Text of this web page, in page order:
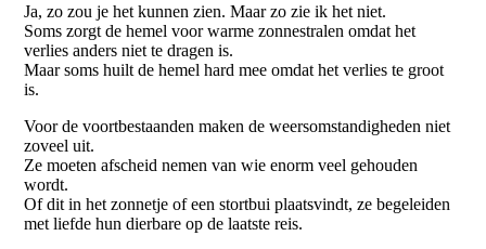
Ja, zo zou je het kunnen zien. Maar zo zie ik het niet.
Soms zorgt de hemel voor warme zonnestralen omdat het
verlies anders niet te dragen is.
Maar soms huilt de hemel hard mee omdat het verlies te groot
is.
Voor de voortbestaanden maken de weersomstandigheden niet
zoveel uit.
Ze moeten afscheid nemen van wie enorm veel gehouden
wordt.
Of dit in het zonnetje of een stortbui plaatsvindt, ze begeleiden
met liefde hun dierbare op de laatste reis.